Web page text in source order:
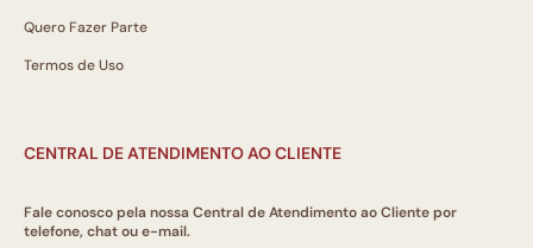
Quero Fazer Parte
Termos de Uso
CENTRAL DE ATENDIMENTO AO CLIENTE
Fale conosco pela nossa Central de Atendimento ao Cliente por
telefone, chat ou e-mail.